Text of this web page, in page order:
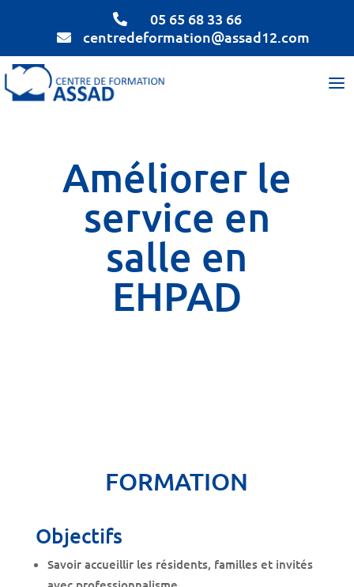
 05 65 68 33 66
 centredeformation@assad12.com
Améliorer le
service en
salle en
EHPAD
FORMATION
Objectifs
Savoir accueillir les résidents, familles et invités